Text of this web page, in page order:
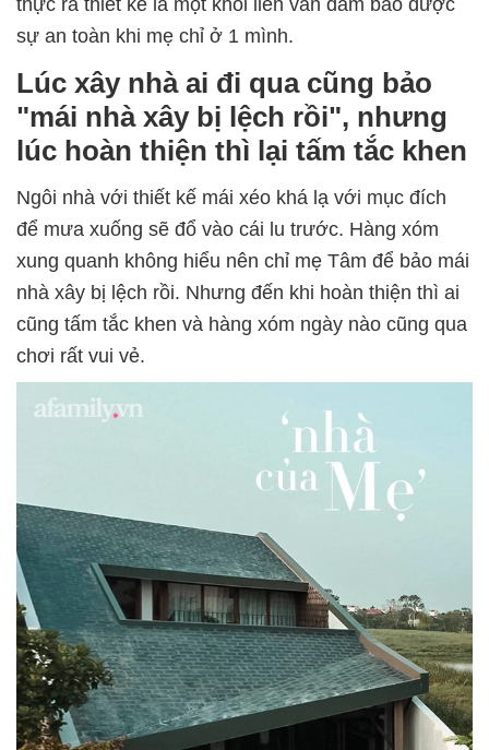
thực ra thiết kế là một khối liền vẫn đảm bảo được
sự an toàn khi mẹ chỉ ở 1 mình.
Lúc xây nhà ai đi qua cũng bảo
"mái nhà xây bị lệch rồi", nhưng
lúc hoàn thiện thì lại tấm tắc khen
Ngôi nhà với thiết kế mái xéo khá lạ với mục đích
để mưa xuống sẽ đổ vào cái lu trước. Hàng xóm
xung quanh không hiểu nên chỉ mẹ Tâm để bảo mái
nhà xây bị lệch rồi. Nhưng đến khi hoàn thiện thì ai
cũng tấm tắc khen và hàng xóm ngày nào cũng qua
chơi rất vui vẻ.